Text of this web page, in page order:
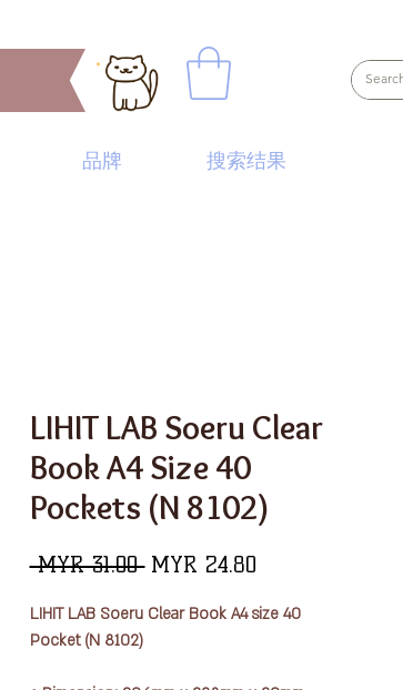
品牌 搜索结果
LIHIT LAB Soeru Clear
Book A4 Size 40
Pockets (N 8102)
MYR 31.00 一
價
MYR 24.80促
價
LIHIT LAB Soeru Clear Book A4 size 40
Pocket (N 8102)